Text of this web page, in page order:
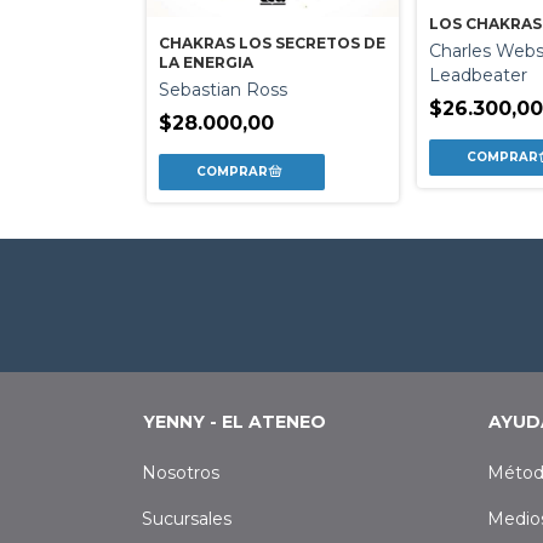
CHAKRAS LOS SECRETOS DE
LA ENERGIA
Sebastian Ross
$28.000,00
LOS CHAKRAS
Charles
Leadbeater
$26.300,00
YENNY - EL ATENEO
Nosotros
Sucursales